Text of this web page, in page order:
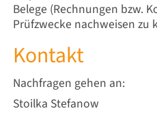
Belege (Rechnungen bzw.
Prüfzwecke nachweisen zu
Kontakt
Nachfragen gehen an:
Stoilka Stefanow